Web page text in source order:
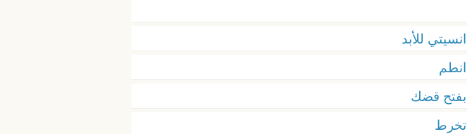
انسيتي للأبد
انطم
بفتح قضك
تخرط